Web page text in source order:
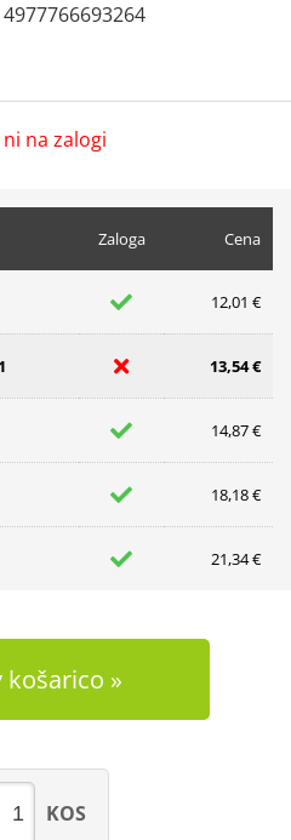
4977766693264
ni na zalogi
Zaloga Cena
12,01 €
13,54 €
14,87 €
18,18 €
21,34 €
košarico
KOS